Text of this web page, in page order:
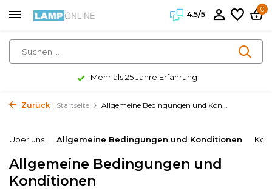
4.5/5
0
Mehr als 25 Jahre Erfahrung
Zurück Startseite Allgemeine Bedingungen und Kon...
Über uns Allgemeine Bedingungen und Konditionen
Allgemeine Bedingungen und
Konditionen